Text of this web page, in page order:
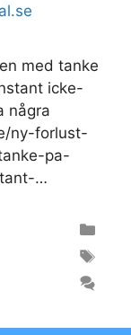
med tanke
icke-
några
ny-forlust-
pa-
…